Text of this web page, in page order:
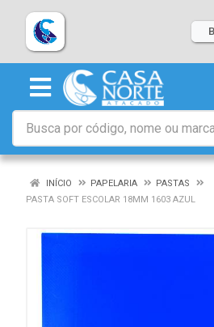
INÍCIO PAPELARIA
PASTAS
PASTA SOFT ESCOLAR 18MM 1603 AZUL